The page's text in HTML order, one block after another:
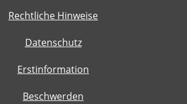
Rechtliche Hinweise
Datenschutz
Erstinformation
Beschwerden